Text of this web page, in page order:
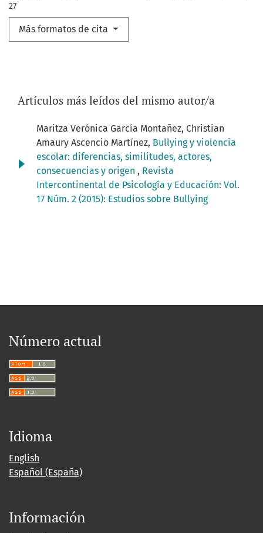
27
Más formatos de cita
Artículos más leídos del mismo autor/a
Maritza Verónica García Montañez, Christian
Amaury Ascencio Martínez, Bullying y violencia
escolar: diferencias, similitudes, actores,
consecuencias y origen , Revista
Intercontinental de Psicología y Educación: Vol.
17 Núm. 2 (2015): Estudios sobre Bullying
Número actual
Idioma
English
Español (España)
Información